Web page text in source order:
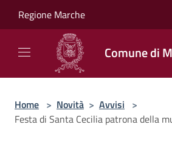
Regione Marche
Comune di
Home > Novità > Avvisi >
Festa di Santa Cecilia patrona della